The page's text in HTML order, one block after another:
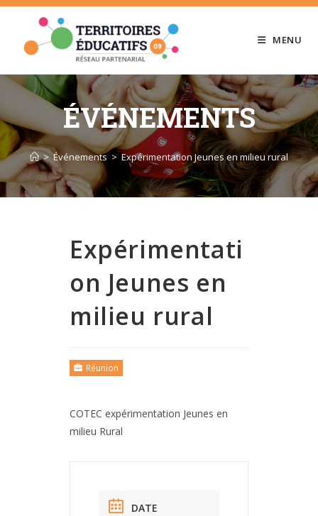
Skip
content
MENU
ÉVÉNEMENTS
> Événements > Expérimentation Jeunes en milieu rural
Expérimentati
on Jeunes en
milieu rural
Réunion
COTEC expérimentation Jeunes en
milieu Rural
DATE